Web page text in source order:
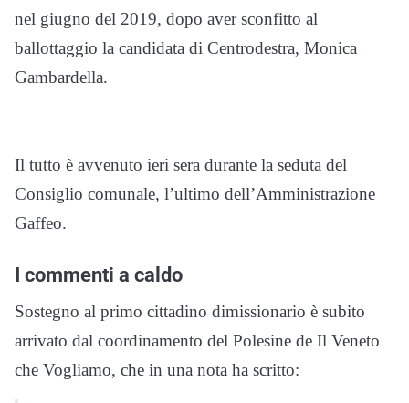
nel giugno del 2019, dopo aver sconfitto al
ballottaggio la candidata di Centrodestra, Monica
Gambardella.
Il tutto è avvenuto ieri sera durante la seduta del
Consiglio comunale, l’ultimo dell’Amministrazione
Gaffeo.
I commenti a caldo
Sostegno al primo cittadino dimissionario è subito
arrivato dal coordinamento del Polesine de Il Veneto
che Vogliamo, che in una nota ha scritto: